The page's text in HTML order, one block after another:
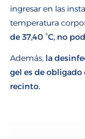
ingresar en las
temperatura
de 37,40 °C, no
Además, la
gel es de
recinto.